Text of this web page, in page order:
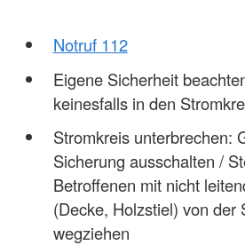
Notruf 112
Eigene Sicherheit
keinesfalls in den
Stromkreis unterbrechen:
Sicherung ausschalten /
Betroffenen mit nicht
(Decke, Holzstiel) von der
wegziehen